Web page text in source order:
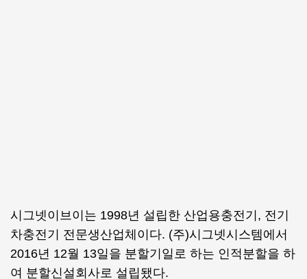
시그넷이브이는 1998년 설립한 산업용충전기, 전기
차충전기 전문생산업체이다. (주)시그넷시스템에서
2016년 12월 13일을 분할기일로 하는 인적분할을 하
여 분할신설회사로 설립됐다.